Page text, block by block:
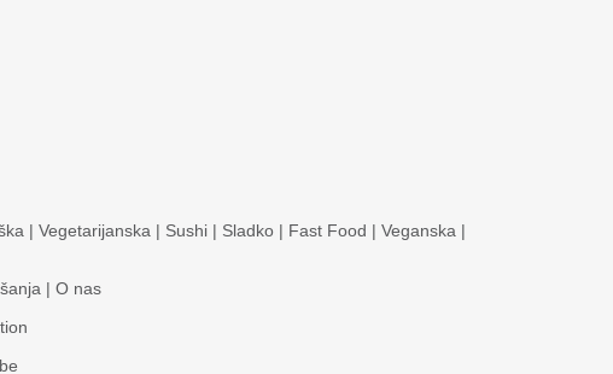
| Vegetarijanska | Sushi | Sladko | Fast Food | Veganska |
| O nas